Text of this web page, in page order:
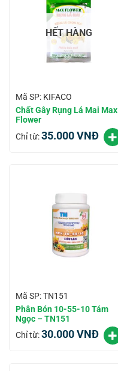
HẾT HÀNG
Mã SP: KIFACO
Chất Gây Rụng Lá Mai Max
Flower
Chỉ từ:35.000VNĐ
Mã SP: TN151
Phân Bón 10-55-10 Tám
Ngọc – TN151
Chỉ từ:30.000VNĐ